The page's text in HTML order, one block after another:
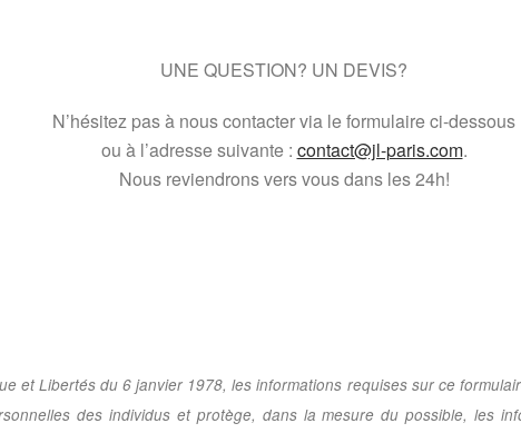
UNE QUESTION? UN DEVIS?
N’hésitez pas à nous contacter via le formulaire ci-dessous
ou à l’adresse suivante : contact@jl-paris.com.
Nous reviendrons vers vous dans les 24h!
et Libertés du 6 janvier 1978, les informations requises sur ce
des individus et protège, dans la mesure du possible, les